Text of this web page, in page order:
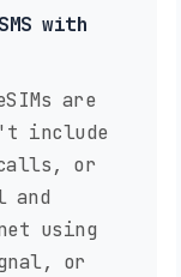
with
are
include
calls, or
and
using
or